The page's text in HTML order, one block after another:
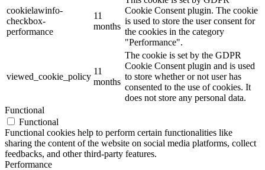
cookielawinfo-
checkbox-
performance
11
months
Cookie Consent plugin. The cookie
is used to store the user consent for
the cookies in the category
"Performance".
viewed_cookie_policy
11
months
The cookie is set by the GDPR
Cookie Consent plugin and is used
to store whether or not user has
consented to the use of cookies. It
does not store any personal data.
Functional
Functional
Functional cookies help to perform certain functionalities like
sharing the content of the website on social media platforms, collect
feedbacks, and other third-party features.
Performance